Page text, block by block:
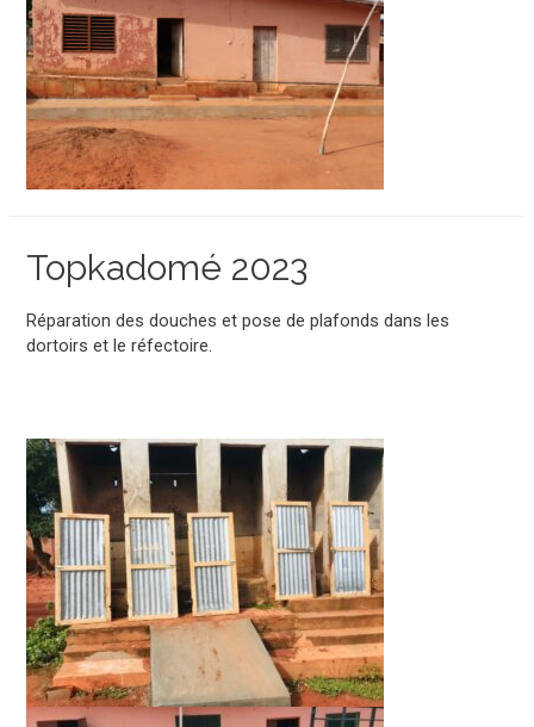
Topkadomé 2023
Réparation des douches et pose de plafonds dans les
dortoirs et le réfectoire.